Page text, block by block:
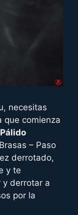
necesitas
que comienza
– Paso
derrotado,
y te
y derrotar a
por la